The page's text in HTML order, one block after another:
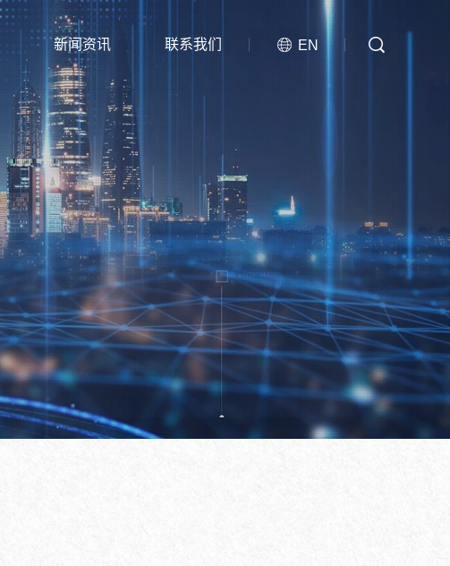
新闻资讯 联系我们 EN